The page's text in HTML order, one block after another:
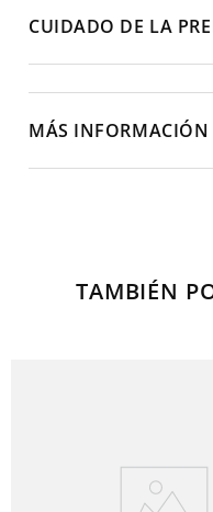
CUIDADO DE LA
MÁS INFORMACIÓN
TAMBIÉN